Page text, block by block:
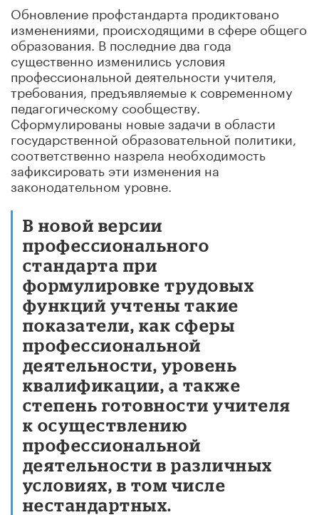
Обновление профстандарта продиктовано
изменениями, происходящими в сфере общего
образования. В последние два года
существенно изменились условия
профессиональной деятельности учителя,
требования, предъявляемые к современному
педагогическому сообществу.
Сформулированы новые задачи в области
государственной образовательной политики,
соответственно назрела необходимость
зафиксировать эти изменения на
законодательном уровне.
В новой версии
профессионального
стандарта при
формулировке трудовых
функций учтены такие
показатели, как сферы
профессиональной
деятельности, уровень
квалификации, а также
степень готовности учителя
к осуществлению
профессиональной
деятельности в различных
условиях, в том числе
нестандартных.